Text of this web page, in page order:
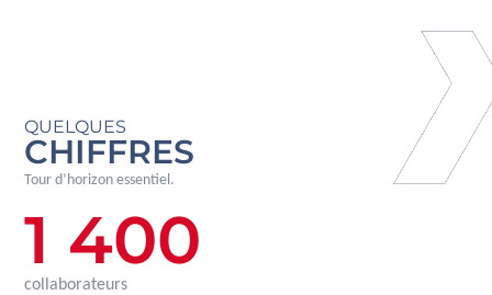
QUELQUES
CHIFFRES
Tour d’horizon essentiel.
collaborateurs
1 400